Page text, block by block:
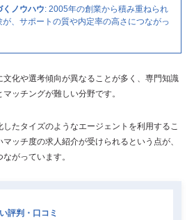
くノウハウ: 2005年の創業から積み重ねられ
、サポートの質や内定率の高さにつながっ
文化や選考傾向が異なることが多く、専門知識
ッチングが難しい分野です。
たタイズのようなエージェントを利用するこ
ッチ度の求人紹介が受けられるという点が、
がっています。
評判・口コミ